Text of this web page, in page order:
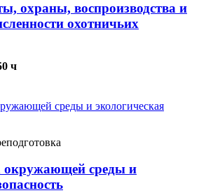
охраны, воспроизводства и
охотничьих
ч
окружающей среды и